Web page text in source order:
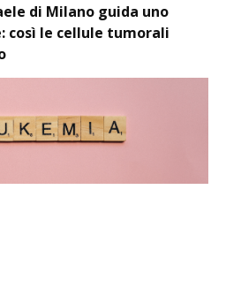
di Milano guida uno
così le cellule tumorali